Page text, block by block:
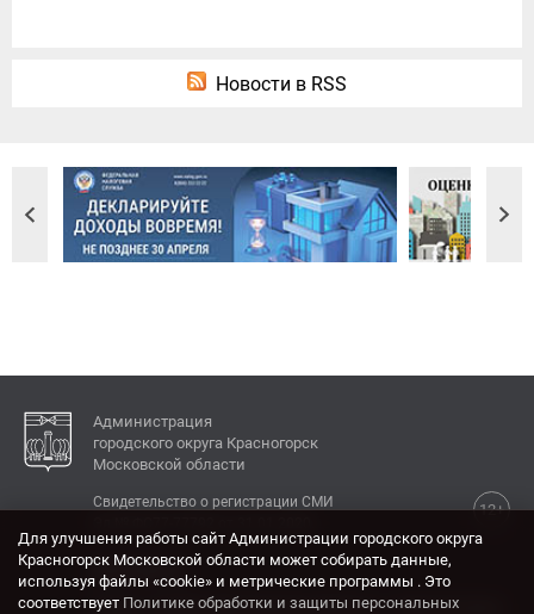
Новости в RSS
Администрация
городского округа Красногорск
Московской области
12+
Свидетельство о регистрации СМИ
КОНТАКТЫ
Адрес: 143404, Московская область, г. Красногорск,
Для улучшения работы сайт Администрации городского округа
Красногорск Московской области может собирать данные,
используя файлы «cookie» и метрические программы . Это
соответствует Политике обработки и защиты персональных